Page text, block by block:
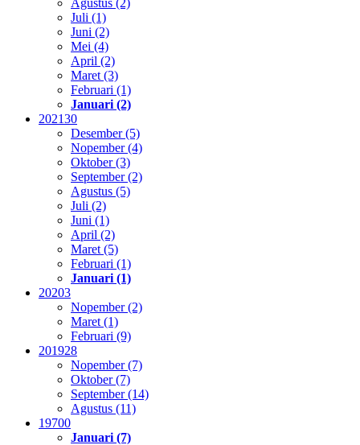
Agustus (2)
Juli (1)
Juni (2)
Mei (4)
April (2)
Maret (3)
Februari (1)
Januari (2)
202130
Desember (5)
Nopember (4)
Oktober (3)
September (2)
Agustus (5)
Juli (2)
Juni (1)
April (2)
Maret (5)
Februari (1)
Januari (1)
20203
Nopember (2)
Maret (1)
Februari (9)
201928
Nopember (7)
Oktober (7)
September (14)
Agustus (11)
19700
Januari (7)